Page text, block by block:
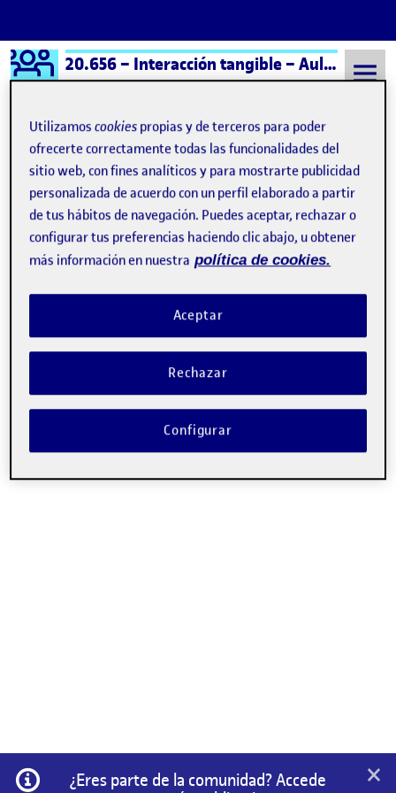
Saltar al contenido
Logo Ágora 20.656 – Interacción tangible – Aula 1
Semestre 20252 - Aula 1 11 Abril, 2026
11 Abril, 2026
Publicado por
Ramón Pérez Martín
Fecha de publicación
comentarioen PEC 3 – Ramón Pérez
CONTRIBUTION
EN PEC 3 – RAMÓN PÉREZ
No hay comentarios.
Información
¿Eres parte de la comunidad? Accede
×
Utilizamoscookies propias y de terceros para poder
ofrecerte correctamente todas las funcionalidades del
sitio web, con fines analíticos y para mostrarte publicidad
personalizada de acuerdo con un perfil elaborado a partir
de tus hábitos de navegación. Puedes aceptar, rechazar o
configurar tus preferencias haciendo clic abajo, u obtener
más información en nuestra política de cookies.
Rechazar
Aceptar
Configurar